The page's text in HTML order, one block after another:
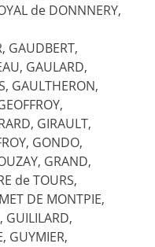
de DONNNERY,
GAUDBERT,
GAULARD,
GAULTHERON,
GIRAULT,
GONDO,
GRAND,
de TOURS,
DE MONTPIE,
GUILILARD,
GUYMIER,